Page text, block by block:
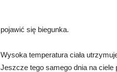
pojawić się biegunka.
Wysoka temperatura ciała
Jeszcze tego samego dnia na